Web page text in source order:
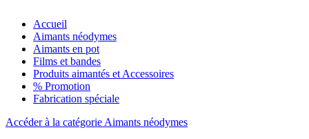
Accueil
Aimants néodymes
Aimants en pot
Films et bandes
Produits aimantés et Accessoires
% Promotion
Fabrication spéciale
Accéder à la catégorie Aimants néodymes